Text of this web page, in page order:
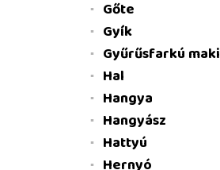
Gőte
Gyík
Gyűrűsfarkú maki
Hal
Hangya
Hangyász
Hattyú
Hernyó